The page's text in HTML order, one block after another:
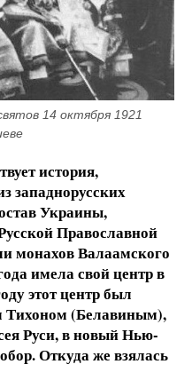
14 октября 1921
история,
западнорусских
Украины,
Православной
монахов Валаамского
имела свой центр в
этот центр был
Тихоном (Белавиным),
Руси, в новый Нью-
Откуда же взялась